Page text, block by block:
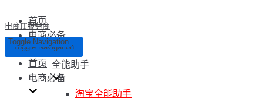
首页
电商必备
全能助手
淘宝全能助手
电商IT服务商
Toggle Navigation
Toggle Navigation
首页
电商必备